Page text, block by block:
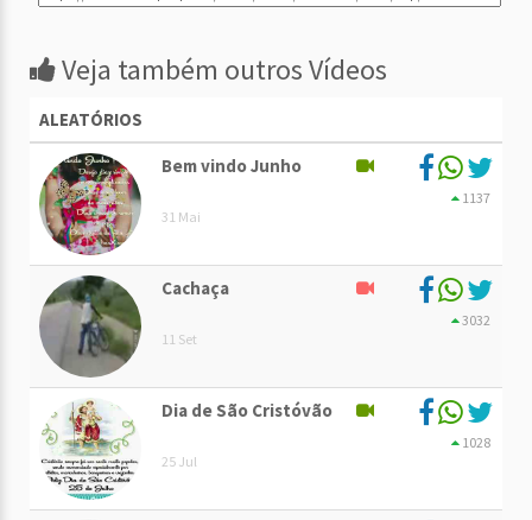
Veja também outros Vídeos
ALEATÓRIOS
Bem vindo Junho
31 Mai
1137
Cachaça
11 Set
3032
Dia de São Cristóvão
25 Jul
1028